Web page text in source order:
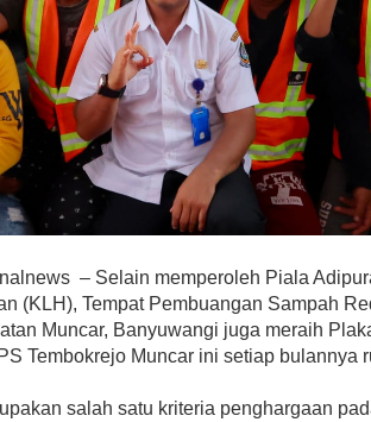
– Selain memperoleh Piala
(KLH), Tempat Pembuangan Sampah
Muncar, Banyuwangi juga meraih
Tembokrejo Muncar ini setiap bulannya
salah satu kriteria penghargaan